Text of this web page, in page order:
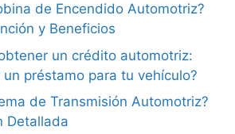
de Encendido Automotriz?
y Beneficios
un crédito automotriz:
un préstamo para tu vehículo?
de Transmisión Automotriz?
Detallada